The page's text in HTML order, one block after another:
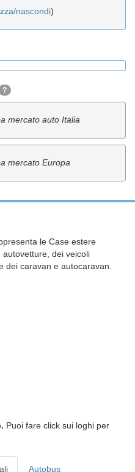
nascondi)
?
mercato auto Italia
mercato Europa
le Case estere
dei veicoli
dei caravan e autocaravan.
Puoi fare click sui loghi per
Autobus